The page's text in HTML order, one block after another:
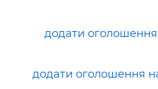
додати
додати оголошення